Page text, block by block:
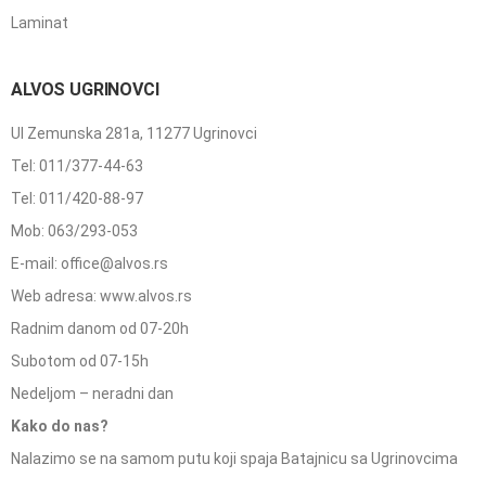
Laminat
ALVOS UGRINOVCI
Ul Zemunska 281a, 11277 Ugrinovci
Tel: 011/377-44-63
Tel: 011/420-88-97
Mob: 063/293-053
E-mail: office@alvos.rs
Web adresa: www.alvos.rs
Radnim danom od 07-20h
Subotom od 07-15h
Nedeljom – neradni dan
Kako do nas?
Nalazimo se na samom putu koji spaja Batajnicu sa Ugrinovcima